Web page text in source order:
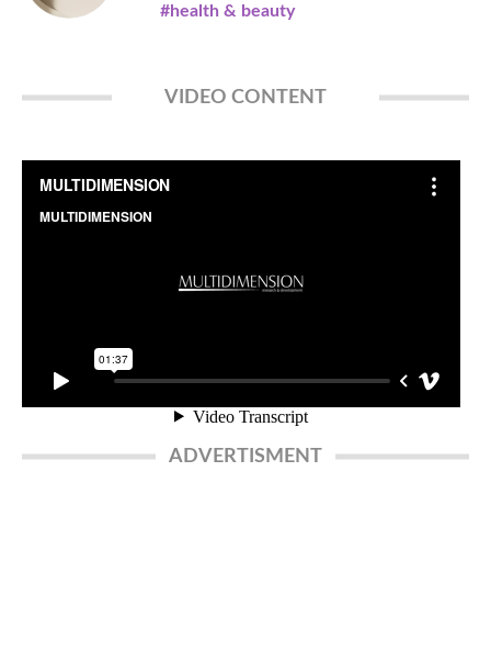
#health & beauty
VIDEO CONTENT
ADVERTISMENT